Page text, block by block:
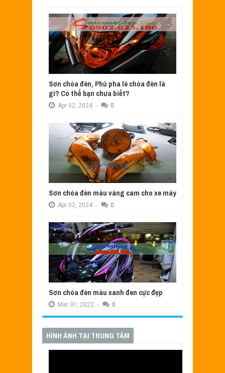
Sơn chóa đèn, Phủ pha lê chóa đèn là
gì? Có thể bạn chưa biết?
Apr 02, 2024 - 0
Sơn chóa đèn màu vàng cam cho xe máy
Apr 02, 2024 - 0
Sơn chóa đèn màu xanh đen cực đẹp
Mar 31, 2022 - 0
HÌNH ẢNH TẠI TRUNG TÂM